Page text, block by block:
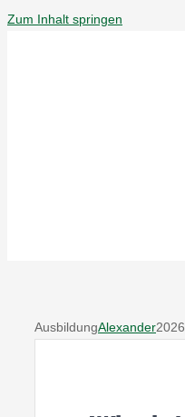
Zum Inhalt springen
AusbildungAlexander